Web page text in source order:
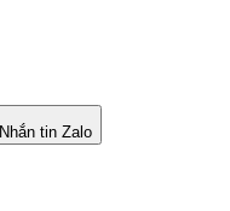
Nhắn tin Zalo